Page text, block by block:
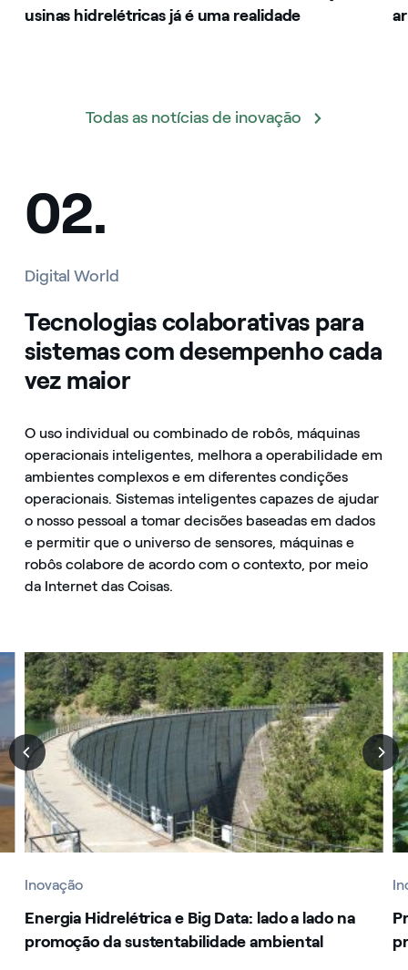
usinas hidrelétricas já é uma realidade
Todas as notícias de inovação
02.
Digital World
Tecnologias colaborativas para
sistemas com desempenho cada
vez maior
O uso individual ou combinado de robôs, máquinas
operacionais inteligentes, melhora a operabilidade em
ambientes complexos e em diferentes condições
operacionais. Sistemas inteligentes capazes de ajudar
o nosso pessoal a tomar decisões baseadas em dados
e permitir que o universo de sensores, máquinas e
robôs colabore de acordo com o contexto, por meio
da Internet das Coisas.
Inovação
Energia Hidrelétrica e Big Data: lado a lado na
promoção da sustentabilidade ambiental